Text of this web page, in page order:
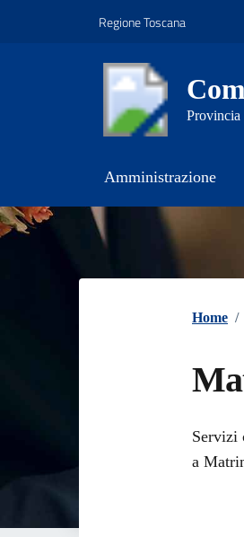
Regione Toscana
Provincia
Amministrazione
Contenuti in
Home /
Servizi
a